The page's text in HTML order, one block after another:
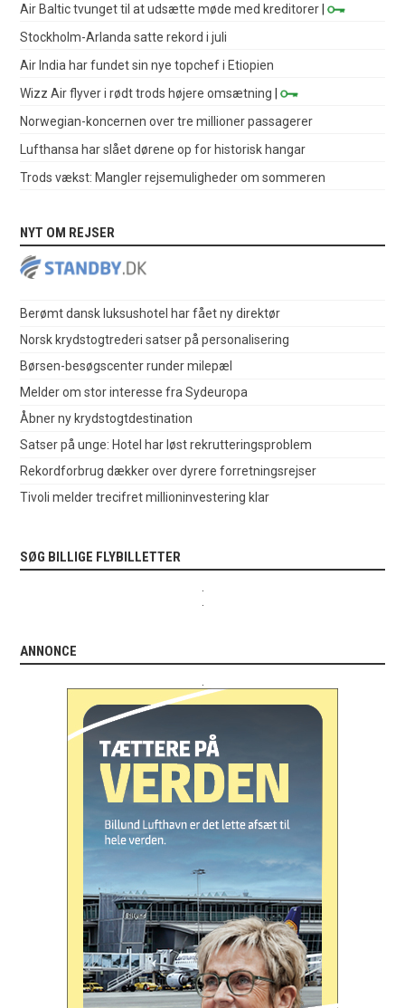
Air Baltic tvunget til at udsætte møde med kreditorer |
Stockholm-Arlanda satte rekord i juli
Air India har fundet sin nye topchef i Etiopien
Wizz Air flyver i rødt trods højere omsætning |
Norwegian-koncernen over tre millioner passagerer
Lufthansa har slået dørene op for historisk hangar
Trods vækst: Mangler rejsemuligheder om sommeren
NYT OM REJSER
Berømt dansk luksushotel har fået ny direktør
Norsk krydstogtrederi satser på personalisering
Børsen-besøgscenter runder milepæl
Melder om stor interesse fra Sydeuropa
Åbner ny krydstogtdestination
Satser på unge: Hotel har løst rekrutteringsproblem
Rekordforbrug dækker over dyrere forretningsrejser
Tivoli melder trecifret millioninvestering klar
SØG BILLIGE FLYBILLETTER
ANNONCE